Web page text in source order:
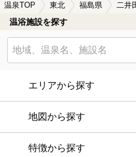
温泉TOP 東北 福島県 二井
温浴施設を探す
エリアから探す
地図から探す
特徴から探す